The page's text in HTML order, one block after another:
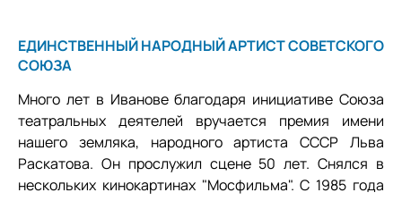
ЕДИНСТВЕННЫЙ НАРОДНЫЙ АРТИСТ СОВЕТСКОГО
СОЮЗА
Много лет в Иванове благодаря инициативе Союза
театральных деятелей вручается премия имени
нашего земляка, народного артиста СССР Льва
Раскатова. Он прослужил сцене 50 лет. Снялся в
нескольких кинокартинах "Мосфильма". С 1985 года